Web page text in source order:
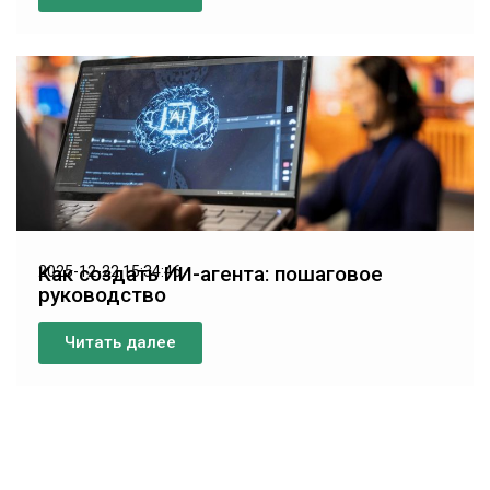
2025-12-22 15:34:46
Как создать ИИ-агента: пошаговое
руководство
Читать далее